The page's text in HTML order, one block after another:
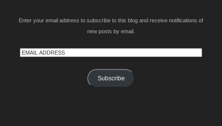
Enter your email address to subscribe to this blog and receive notifications of
new posts by email.
Email
Subscribe